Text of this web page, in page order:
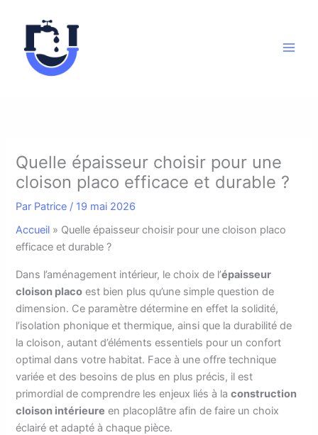
Quelle épaisseur choisir pour une
cloison placo efficace et durable ?
Par Patrice / 19 mai 2026
Accueil » Quelle épaisseur choisir pour une cloison placo
efficace et durable ?
Dans l’aménagement intérieur, le choix de l’épaisseur
cloison placo est bien plus qu’une simple question de
dimension. Ce paramètre détermine en effet la solidité,
l’isolation phonique et thermique, ainsi que la durabilité de
la cloison, autant d’éléments essentiels pour un confort
optimal dans votre habitat. Face à une offre technique
variée et des besoins de plus en plus précis, il est
primordial de comprendre les enjeux liés à laconstruction
cloison intérieure en placoplâtre afin de faire un choix
éclairé et adapté à chaque pièce.